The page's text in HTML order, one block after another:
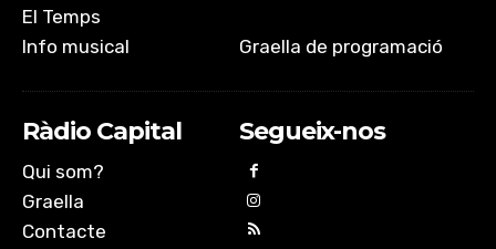
El Temps
Info musical
Graella de programació
Ràdio Capital
Qui som?
Graella
Contacte
Segueix-nos